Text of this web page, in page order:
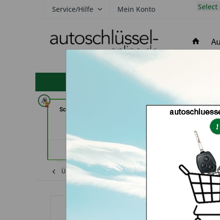
Service/Hilfe Mein Konto Select
hohe Kundenzufriedenheit
Schlüssel Jacobs (in Krefeld)
Schlüssel-Welt
(in
Übersicht Shop Schlüssel